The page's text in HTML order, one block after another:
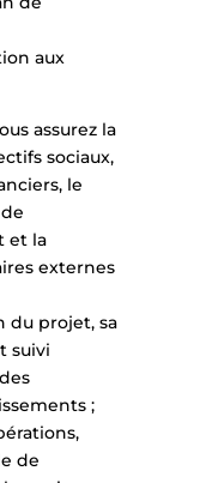
aux
assurez la
sociaux,
le
et la
externes
du projet, sa
suivi
;
de